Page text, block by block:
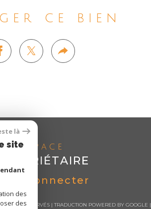
ce bien
Espace
Se connecter
RÉSERVÉS | TRADUCTION POWERED BY GOOGLE |
là
site
des
des